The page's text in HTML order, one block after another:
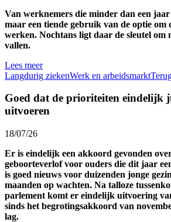
Van werknemers die minder dan een
maar een tiende gebruik van de optie om
werken. Nochtans ligt daar de sleutel om
vallen.
Lees meer
Langdurig ziekenWerk en arbeidsmarkt
Goed dat de prioriteiten eindelijk
uitvoeren
18/07/26
Er is eindelijk een akkoord gevonden
geboorteverlof voor ouders die dit jaar
is goed nieuws voor duizenden jonge
maanden op wachten. Na talloze
parlement komt er eindelijk uitvoering
sinds het begrotingsakkoord van
lag.